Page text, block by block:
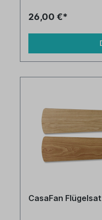
26,00 €*
CasaFan